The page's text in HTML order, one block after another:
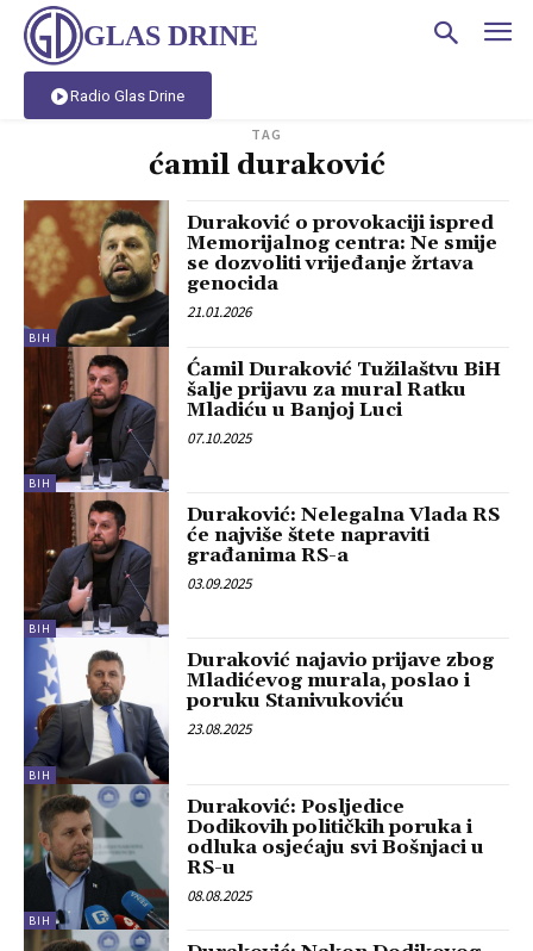
GLAS DRINE
Radio Glas Drine
TAG
ćamil duraković
BIH
Duraković o provokaciji ispred
Memorijalnog centra: Ne smije
se dozvoliti vrijeđanje žrtava
genocida
21.01.2026
BIH
Ćamil Duraković Tužilaštvu BiH
šalje prijavu za mural Ratku
Mladiću u Banjoj Luci
07.10.2025
BIH
Duraković: Nelegalna Vlada RS
će najviše štete napraviti
građanima RS-a
03.09.2025
BIH
Duraković najavio prijave zbog
Mladićevog murala, poslao i
poruku Stanivukoviću
23.08.2025
BIH
Duraković: Posljedice
Dodikovih političkih poruka i
odluka osjećaju svi Bošnjaci u
RS-u
08.08.2025